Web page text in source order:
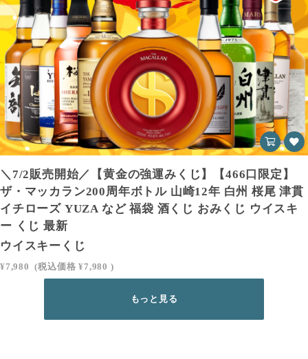
＼7/2販売開始／【黄金の強運みくじ】【466口限定】
ザ・マッカラン200周年ボトル 山崎12年 白州 桜尾 津貫
イチローズ YUZA など 福袋 酒くじ おみくじ ウイスキ
ー くじ 最新
ウイスキーくじ
¥7,980 (税込価格 ¥7,980 )
もっと見る